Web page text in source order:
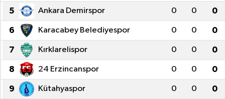
5 Ankara Demirspor 0 0 0
6 Karacabey Belediyespor 0 0 0
7 Kırklarelispor 0 0 0
8 24 Erzincanspor 0 0 0
9 Kütahyaspor 0 0 0
YAŞAM